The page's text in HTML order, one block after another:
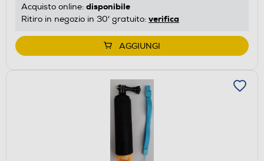
Acquisto online: disponibile
Ritiro in negozio in 30' gratuito: verifica
AGGIUNGI